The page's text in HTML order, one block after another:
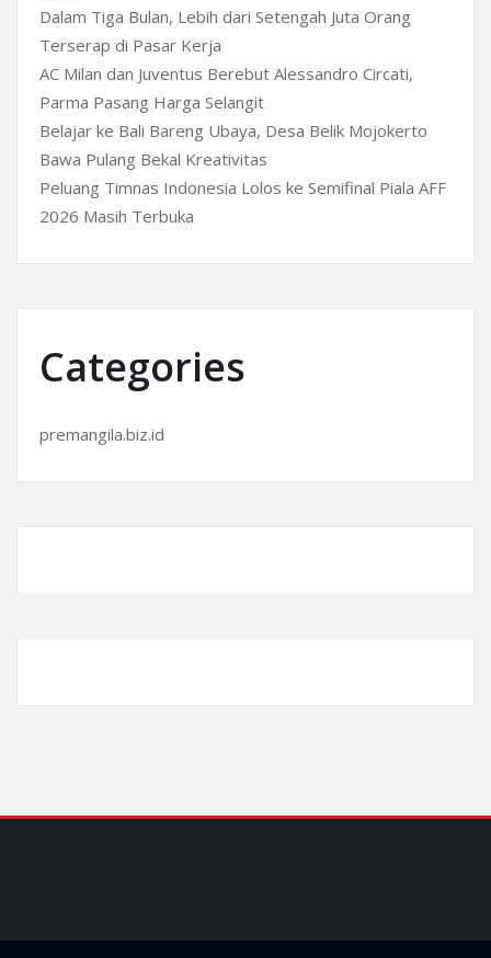
Dalam Tiga Bulan, Lebih dari Setengah Juta Orang
Terserap di Pasar Kerja
AC Milan dan Juventus Berebut Alessandro Circati,
Parma Pasang Harga Selangit
Belajar ke Bali Bareng Ubaya, Desa Belik Mojokerto
Bawa Pulang Bekal Kreativitas
Peluang Timnas Indonesia Lolos ke Semifinal Piala AFF
2026 Masih Terbuka
Categories
premangila.biz.id